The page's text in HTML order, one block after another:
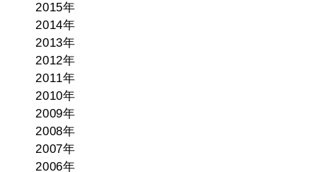
2015年
2014年
2013年
2012年
2011年
2010年
2009年
2008年
2007年
2006年